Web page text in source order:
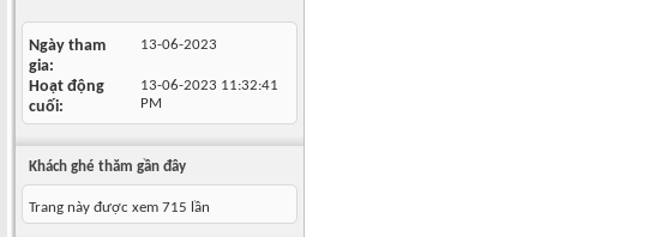
Ngày tham
gia
13-06-2023
Hoạt động
cuối
13-06-2023 11:32:41
PM
Khách ghé thăm gần đây
Trang này được xem 715 lần